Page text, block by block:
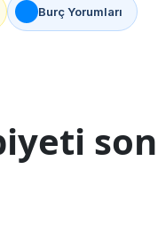
Burç Yorumları